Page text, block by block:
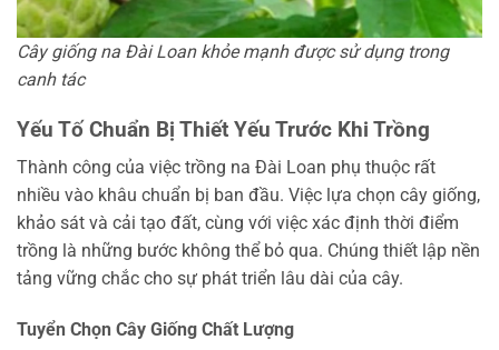
Cây giống na Đài Loan khỏe mạnh được sử dụng trong
canh tác
Yếu Tố Chuẩn Bị Thiết Yếu Trước Khi Trồng
Thành công của việc trồng na Đài Loan phụ thuộc rất
nhiều vào khâu chuẩn bị ban đầu. Việc lựa chọn cây giống,
khảo sát và cải tạo đất, cùng với việc xác định thời điểm
trồng là những bước không thể bỏ qua. Chúng thiết lập nền
tảng vững chắc cho sự phát triển lâu dài của cây.
Tuyển Chọn Cây Giống Chất Lượng